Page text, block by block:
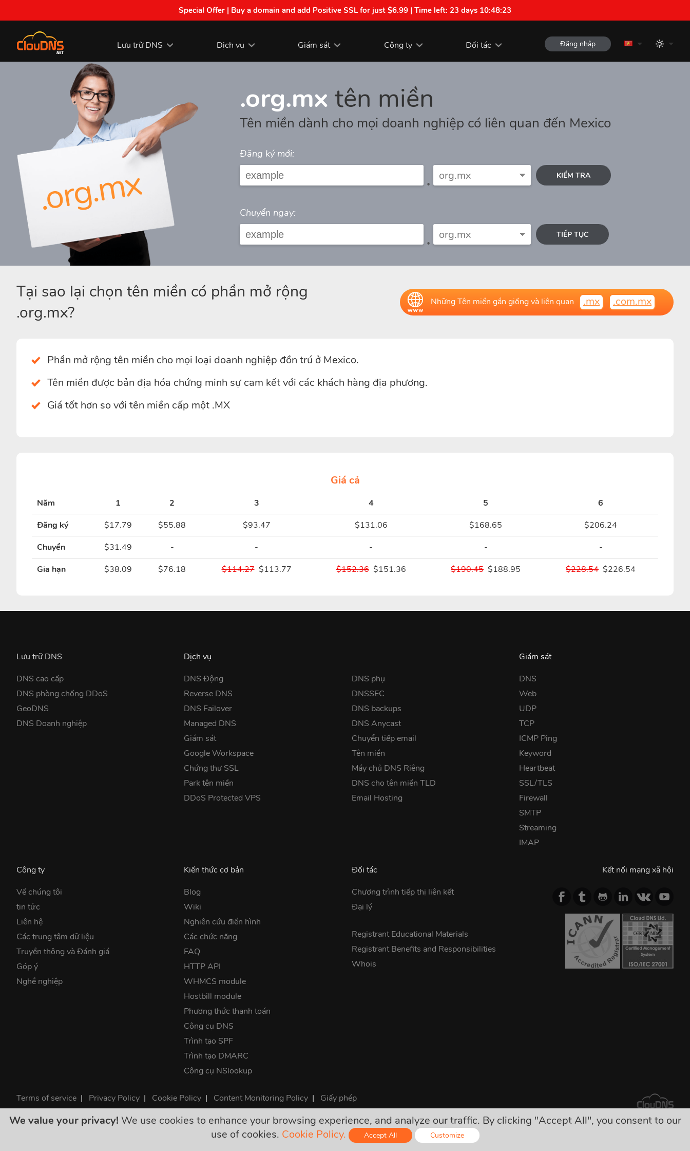
Special Offer | Buy a domain and add Positive SSL for just $6.99 | Time left: 23 days 10:48:22
Lưu trữ DNS Dịch vụ Giám sát Công ty Đối tác Đăng nhập
.org.mx
.org.mx tên miền
Tên miền dành cho mọi doanh nghiệp có liên quan đến Mexico
Đăng ký mới:
. KIỂM TRA
Chuyển ngay:
. TIẾP TỤC
Tại sao lại chọn tên miền có phần mở rộng
.org.mx?
Những Tên miền gần giống và liên quan .mx .com.mx
Phần mở rộng tên miền cho mọi loại doanh nghiệp đồn trú ở Mexico.
Tên miền được bản địa hóa chứng minh sự cam kết với các khách hàng địa phương.
Giá tốt hơn so với tên miền cấp một .MX
Giá cả
Năm 1 2 3 4 5
6
Đăng ký
$17.79 $55.88 $93.47 $131.06 $168.65
$206.24
Chuyển
$31.49 - - - -
-
Gia hạn
$38.09 $76.18 $114.27$113.77 $152.36$151.36 $190.45 $188.95 $228.54 $226.54
Lưu trữ DNS
DNS cao cấp
DNS phòng chống DDoS
GeoDNS
DNS Doanh nghiệp
Dịch vụ
DNS Động
Reverse DNS
DNS Failover
Managed DNS
Giám sát
Google Workspace
Chứng thư SSL
Park tên miền
DDoS Protected VPS
DNS phụ
DNSSEC
DNS backups
DNS Anycast
Chuyển tiếp email
Tên miền
Máy chủ DNS Riêng
DNS cho tên miền TLD
Email Hosting
Giám sát
DNS
Web
UDP
TCP
ICMP Ping
Keyword
Heartbeat
SSL/TLS
Firewall
SMTP
Streaming
IMAP
Công ty
Về chúng tôi
tin tức
Liên hệ
Các trung tâm dữ liệu
Truyền thông và Đánh giá
Góp ý
Nghề nghiệp
Kiến thức cơ bản
Blog
Wiki
Nghiên cứu điển hình
Các chức năng
FAQ
HTTP API
WHMCS module
Hostbill module
Phương thức thanh toán
Công cụ DNS
Trình tạo SPF
Trình tạo DMARC
Công cụ NSlookup
Đối tác
Chương trình tiếp thị liên kết
Đại lý
Registrant Educational Materials
Registrant Benefits and Responsibilities
Whois
Kết nối mạng xã hội
Terms of service | Privacy Policy | Cookie Policy | Content Monitoring Policy | Giấy phép
©2026 ClouDNS
Giá của chúng tôi là giá thanh toán đã bao gồm thuế. Không có bất kỳ khoản phụ thu nào khác!
We value your privacy! We use cookies to enhance your browsing experience, and analyze our traffic. By clicking "Accept All", you consent to our
use of cookies. Cookie Policy. Accept All Customize